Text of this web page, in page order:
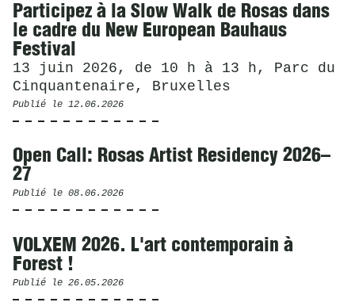
Actualités
Participez à la Slow Walk de Rosas dans
le cadre du New European Bauhaus
Festival
13 juin 2026, de 10 h à 13 h, Parc du
Cinquantenaire, Bruxelles
Publié le 12.06.2026
Open Call: Rosas Artist Residency 2026–
27
Publié le 08.06.2026
VOLXEM 2026. L'art contemporain à
Forest !
Publié le 26.05.2026